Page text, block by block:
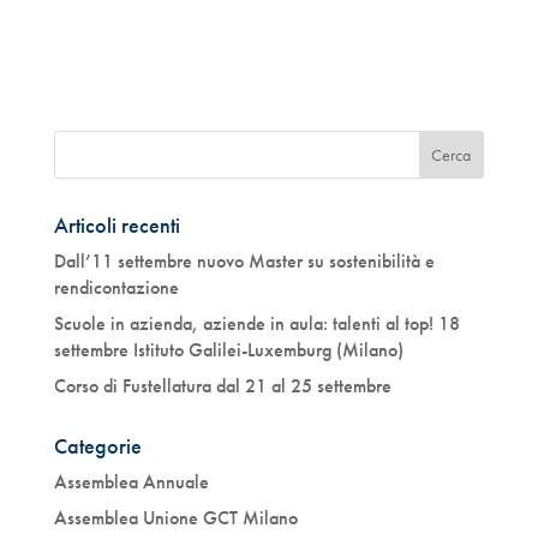
Articoli recenti
Dall’11 settembre nuovo Master su sostenibilità e
rendicontazione
Scuole in azienda, aziende in aula: talenti al top! 18
settembre Istituto Galilei-Luxemburg (Milano)
Corso di Fustellatura dal 21 al 25 settembre
Categorie
Assemblea Annuale
Assemblea Unione GCT Milano